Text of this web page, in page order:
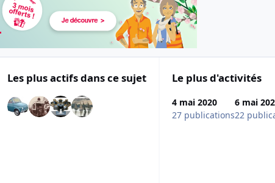
Les plus actifs dans ce sujet Le plus d'activités
4 mai 2020
27 publications
6 mai
22